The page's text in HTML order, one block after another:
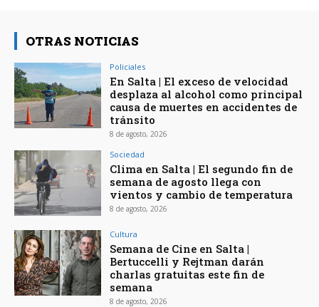
OTRAS NOTICIAS
Policiales
En Salta | El exceso de velocidad
desplaza al alcohol como principal
causa de muertes en accidentes de
tránsito
8 de agosto, 2026
Sociedad
Clima en Salta | El segundo fin de
semana de agosto llega con
vientos y cambio de temperatura
8 de agosto, 2026
Cultura
Semana de Cine en Salta |
Bertuccelli y Rejtman darán
charlas gratuitas este fin de
semana
8 de agosto, 2026